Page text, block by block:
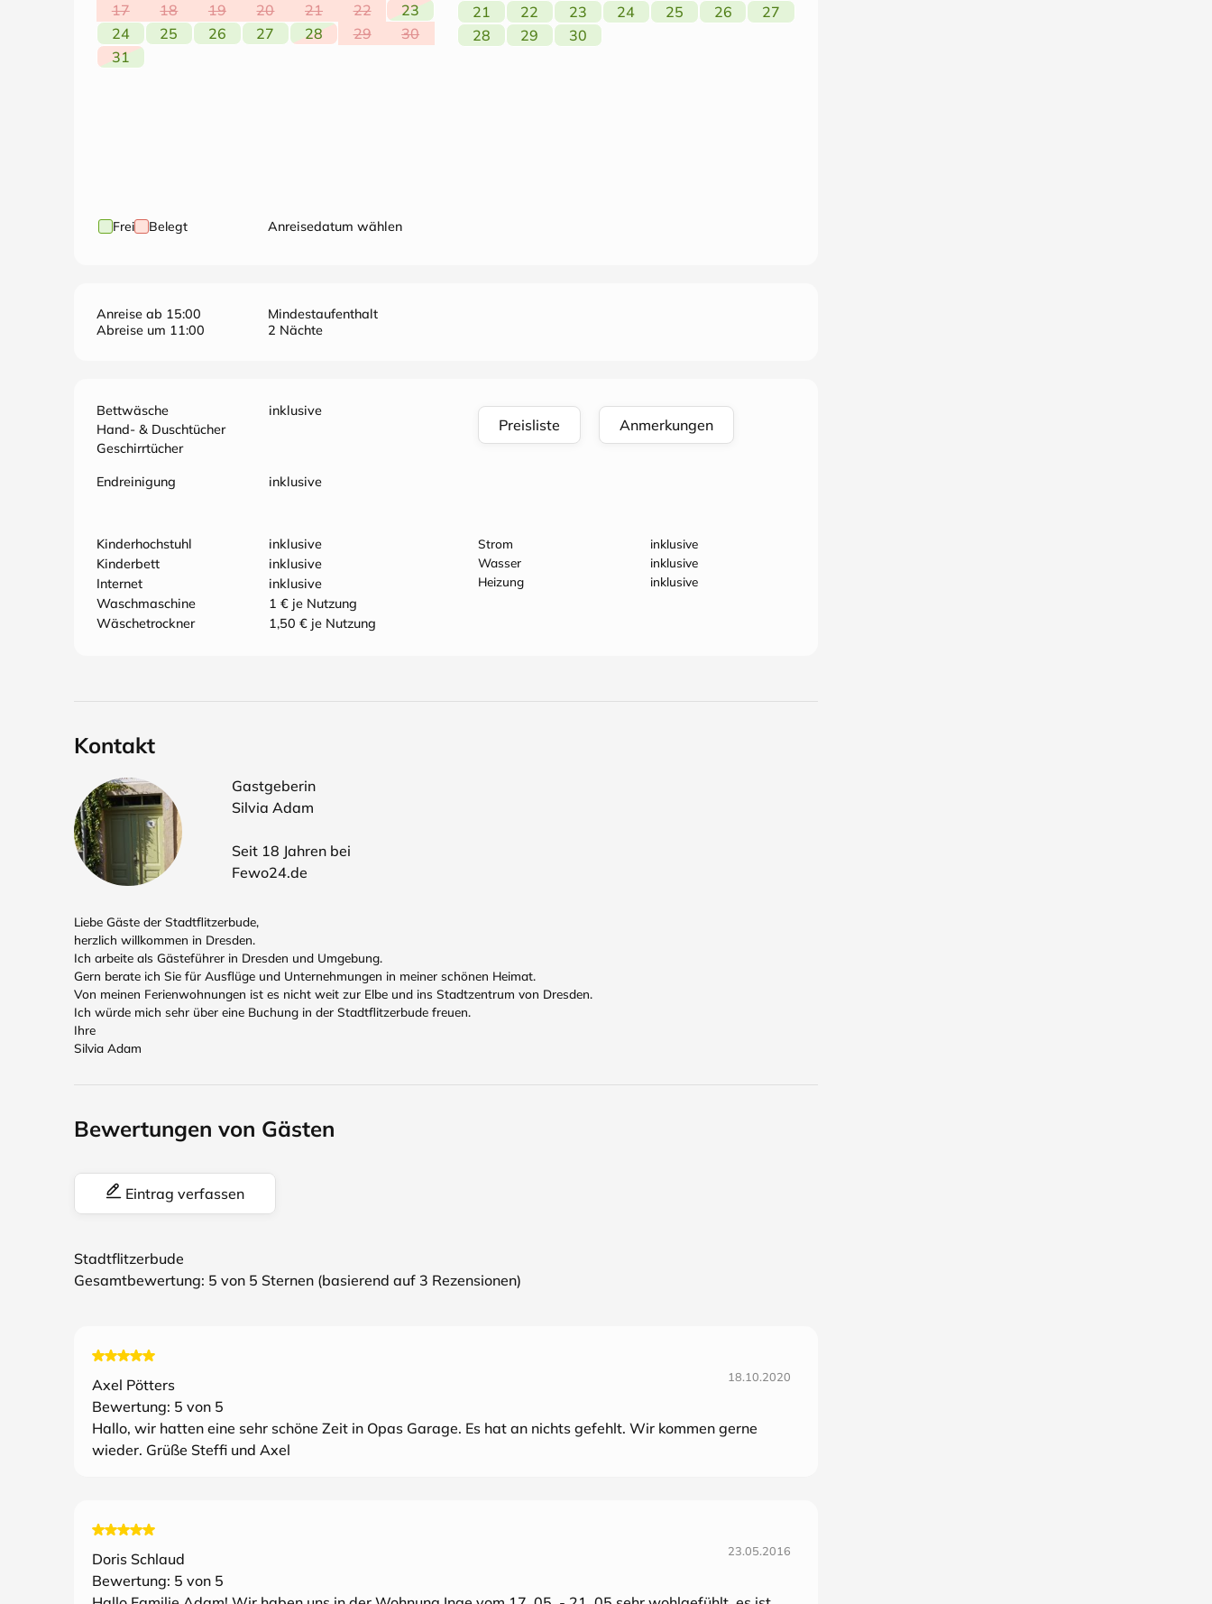
17
18 19 20 21 22
23
24
25 26 27 28 29
30
31
21
22 23 24 25 26
27
28
29 30
Frei Belegt Anreisedatum wählen
Anreise ab 15:00
Abreise um 11:00
Mindestaufenthalt
2 Nächte
Bettwäsche
Hand- & Duschtücher
Geschirrtücher
inklusive
Endreinigung inklusive
Preisliste Anmerkungen
Kinderhochstuhl
inklusive
Kinderbett
inklusive
Internet
inklusive
Waschmaschine
1 € je Nutzung
Wäschetrockner
1,50 € je Nutzung
Strom
inklusive
Wasser
inklusive
Heizung
inklusive
Kontakt
Gastgeberin
Silvia Adam
Seit 18 Jahren bei
Fewo24.de
Liebe Gäste der Stadtflitzerbude,
herzlich willkommen in Dresden.
Ich arbeite als Gästeführer in Dresden und Umgebung.
Gern berate ich Sie für Ausflüge und Unternehmungen in meiner schönen Heimat.
Von meinen Ferienwohnungen ist es nicht weit zur Elbe und ins Stadtzentrum von Dresden.
Ich würde mich sehr über eine Buchung in der Stadtflitzerbude freuen.
Ihre
Silvia Adam
Bewertungen von Gästen
Eintrag verfassen
Stadtflitzerbude
Gesamtbewertung: 5 von 5 Sternen (basierend auf 3 Rezensionen)
Axel Pötters 18.10.2020
Bewertung: 5 von 5
Hallo, wir hatten eine sehr schöne Zeit in Opas Garage. Es hat an nichts gefehlt. Wir kommen gerne
wieder. Grüße Steffi und Axel
Doris Schlaud 23.05.2016
Bewertung: 5 von 5